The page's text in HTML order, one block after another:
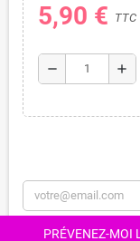
5,90 € TTC
remove add
PRÉVENEZ-MOI